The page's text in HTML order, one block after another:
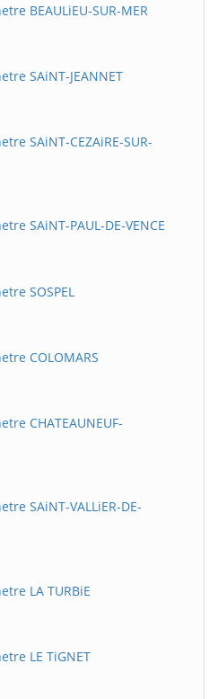
BEAULiEU-SUR-MER
SAiNT-JEANNET
SAiNT-CEZAiRE-SUR-
SAiNT-PAUL-DE-VENCE
SOSPEL
COLOMARS
CHATEAUNEUF-
SAiNT-VALLiER-DE-
LA TURBiE
LE TiGNET